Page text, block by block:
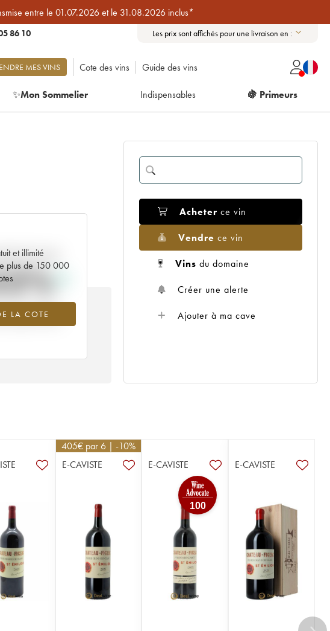
entre le 01.07.2026 et le 31.08.2026 inclus*
86 10 Les prix sont affichés pour une livraison en :
MES VINS Cote des vins Guide des vins
✨Mon Sommelier Indispensables 🍇 Primeurs
et illimité
plus de 150 000
LA COTE
de la cote
du millésime
rapport à 2025
Acheter ce vin
Vendre ce vin
Vins du domaine
Créer une alerte
Ajouter à ma cave
405€ par 6 | -10%
E-CAVISTE
E-CAVISTE
100
E-CAVISTE